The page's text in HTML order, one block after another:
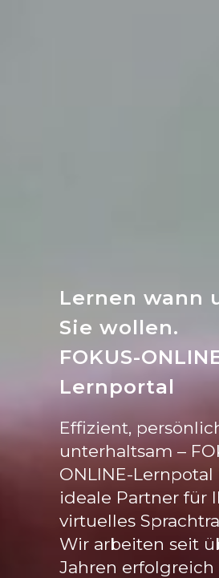
Lernen wann
Sie wollen.
FOKUS-
Lernportal
Effizient,
unterhaltsam –
ONLINE-
ideale Partner für
virtuelles
Wir arbeiten seit
Jahren